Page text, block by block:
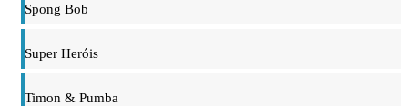
Spong Bob
Super Heróis
Timon & Pumba